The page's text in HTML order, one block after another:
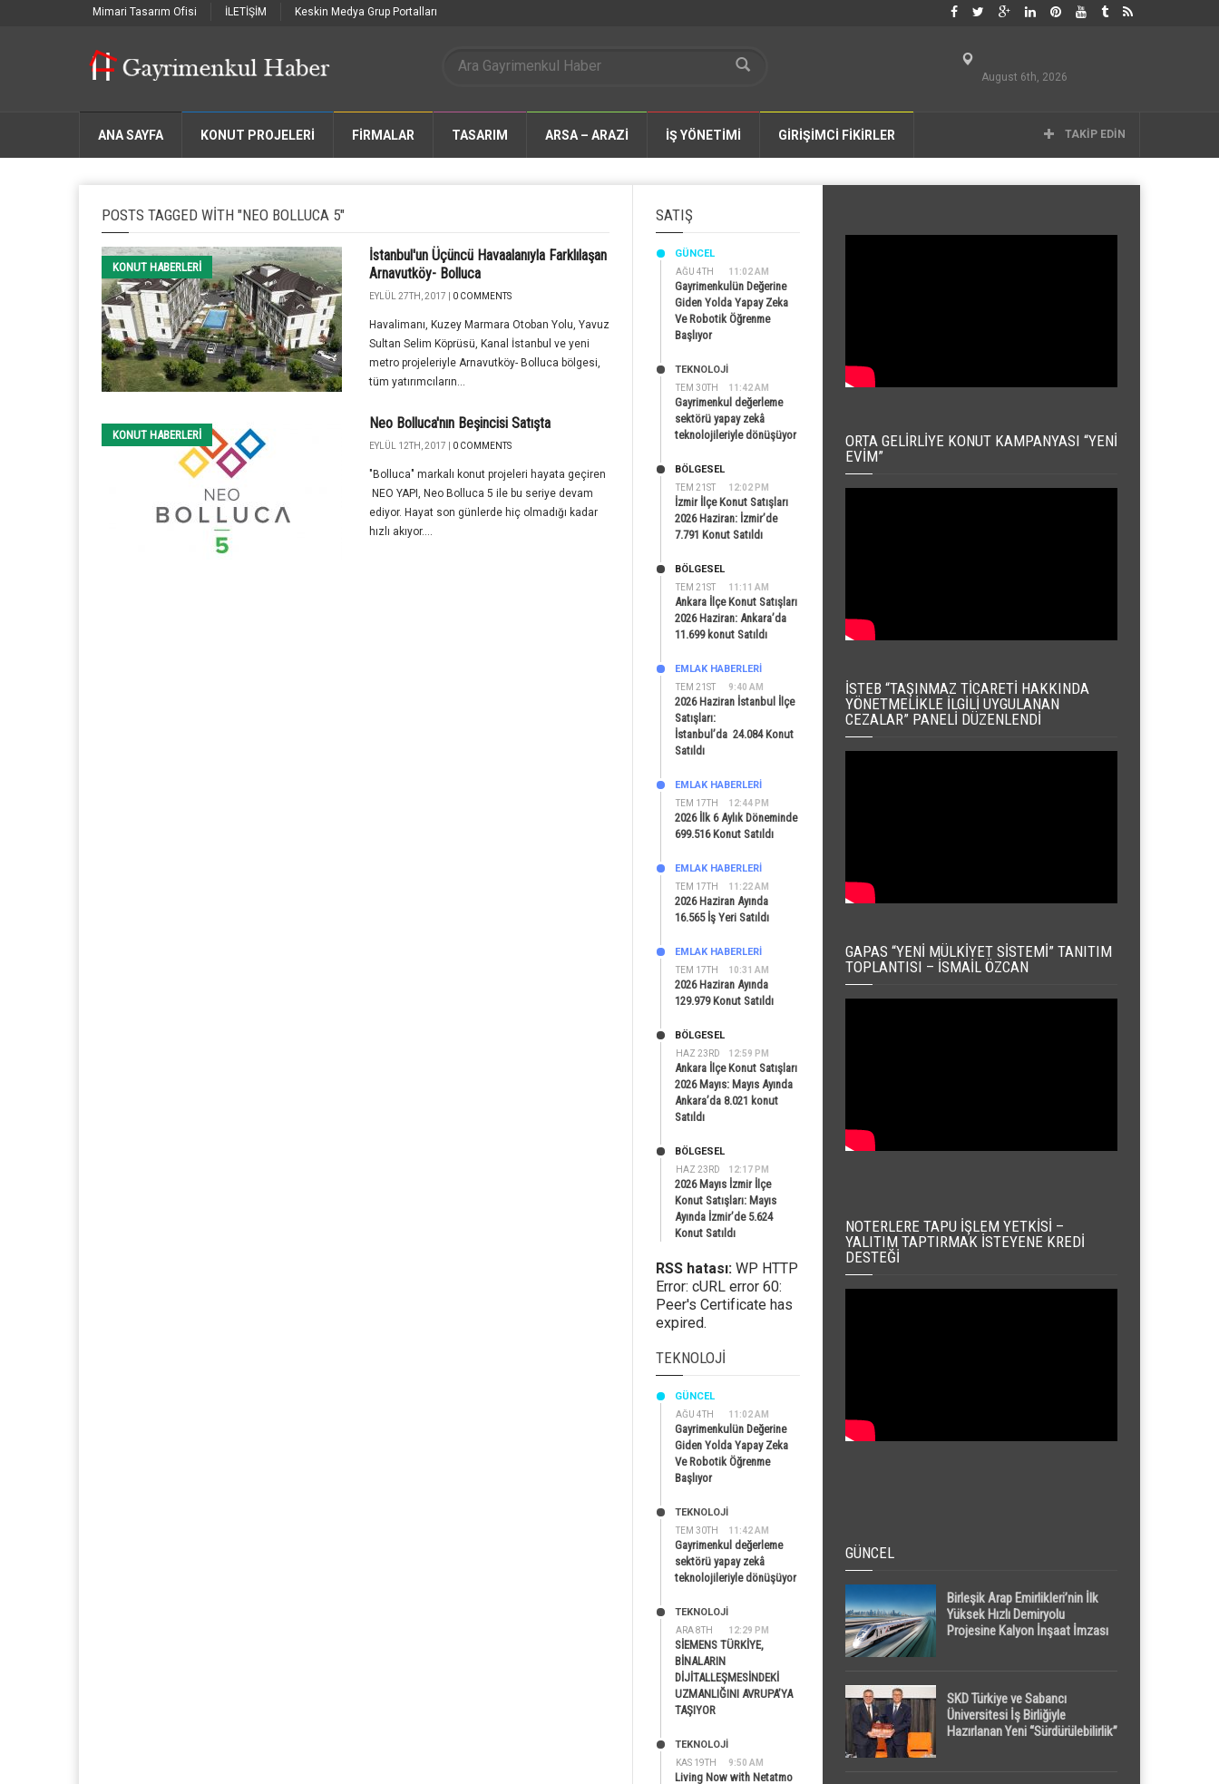
Mimari Tasarım Ofisi İLETİŞİM Keskin Medya Grup Portalları
August 6th, 2026
ANA SAYFA KONUT PROJELERİ FIRMALAR TASARIM ARSA – ARAZİ İŞ YÖNETİMİ GİRİŞİMCİ FİKİRLER TAKIP EDIN
POSTS TAGGED WITH "NEO BOLLUCA 5"
KONUT HABERLERI
İstanbul'un Üçüncü Havaalanıyla Farklılaşan
Arnavutköy- Bolluca
EYLÜL 27TH, 2017 | 0 COMMENTS
Havalimanı, Kuzey Marmara Otoban Yolu, Yavuz
Sultan Selim Köprüsü, Kanal İstanbul ve yeni
metro projeleriyle Arnavutköy- Bolluca bölgesi,
tüm yatırımcıların...
KONUT HABERLERI
Neo Bolluca'nın Beşincisi Satışta
EYLÜL 12TH, 2017 | 0 COMMENTS
"Bolluca" markalı konut projeleri hayata geçiren
NEO YAPI, Neo Bolluca 5 ile bu seriye devam
ediyor. Hayat son günlerde hiç olmadığı kadar
hızlı akıyor....
SATIŞ
AĞU 4TH 11:02 AM
GÜNCEL
Gayrimenkulün Değerine
Giden Yolda Yapay Zeka
Ve Robotik Öğrenme
Başlıyor
TEM 30TH 11:42 AM
TEKNOLOJİ
Gayrimenkul değerleme
sektörü yapay zekâ
teknolojileriyle dönüşüyor
TEM 21ST 12:02 PM
BÖLGESEL
İzmir İlçe Konut Satışları
2026 Haziran: İzmir’de
7.791 Konut Satıldı
TEM 21ST 11:11 AM
BÖLGESEL
Ankara İlçe Konut Satışları
2026 Haziran: Ankara’da
11.699 konut Satıldı
TEM 21ST 9:40 AM
EMLAK HABERLERI
2026 Haziran İstanbul İlçe
Satışları:
İstanbul’da 24.084 Konut
Satıldı
TEM 17TH 12:44 PM
EMLAK HABERLERI
2026 İlk 6 Aylık Döneminde
699.516 Konut Satıldı
TEM 17TH 11:22 AM
EMLAK HABERLERI
2026 Haziran Ayında
16.565 İş Yeri Satıldı
TEM 17TH 10:31 AM
EMLAK HABERLERI
2026 Haziran Ayında
129.979 Konut Satıldı
HAZ 23RD 12:59 PM
BÖLGESEL
Ankara İlçe Konut Satışları
2026 Mayıs: Mayıs Ayında
Ankara’da 8.021 konut
Satıldı
HAZ 23RD 12:17 PM
BÖLGESEL
2026 Mayıs İzmir İlçe
Konut Satışları: Mayıs
Ayında İzmir’de 5.624
Konut Satıldı
RSS hatası: WP HTTP
Error: cURL error 60:
Peer's Certificate has
expired.
TEKNOLOJI
AĞU 4TH 11:02 AM
GÜNCEL
Gayrimenkulün Değerine
Giden Yolda Yapay Zeka
Ve Robotik Öğrenme
Başlıyor
TEM 30TH 11:42 AM
TEKNOLOJİ
Gayrimenkul değerleme
sektörü yapay zekâ
teknolojileriyle dönüşüyor
ARA 8TH 12:29 PM
TEKNOLOJİ
SİEMENS TÜRKİYE,
BİNALARIN
DİJİTALLEŞMESİNDEKİ
UZMANLIĞINI AVRUPA’YA
TAŞIYOR
KAS 19TH 9:50 AM
TEKNOLOJİ
Living Now with Netatmo
ORTA GELIRLIYE KONUT KAMPANYASI “YENI
EVIM”
İSTEB “TAŞINMAZ TICARETI HAKKINDA
YÖNETMELIKLE İLGILI UYGULANAN
CEZALAR” PANELI DÜZENLENDI
GAPAS “YENI MÜLKIYET SISTEMI” TANITIM
TOPLANTISI – İSMAIL ÖZCAN
NOTERLERE TAPU İŞLEM YETKISI –
YALITIM TAPTIRMAK İSTEYENE KREDI
DESTEĞI
GÜNCEL
Birleşik Arap Emirlikleri’nin İlk
Yüksek Hızlı Demiryolu
Projesine Kalyon İnşaat İmzası
SKD Türkiye ve Sabancı
Üniversitesi İş Birliğiyle
Hazırlanan Yeni “Sürdürülebilirlik”